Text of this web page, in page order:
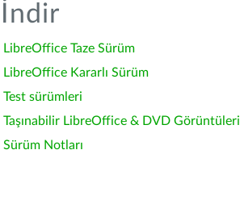
İndir
LibreOffice Taze Sürüm
LibreOffice Kararlı Sürüm
Test sürümleri
Taşınabilir LibreOffice & DVD Görüntüleri
Sürüm Notları